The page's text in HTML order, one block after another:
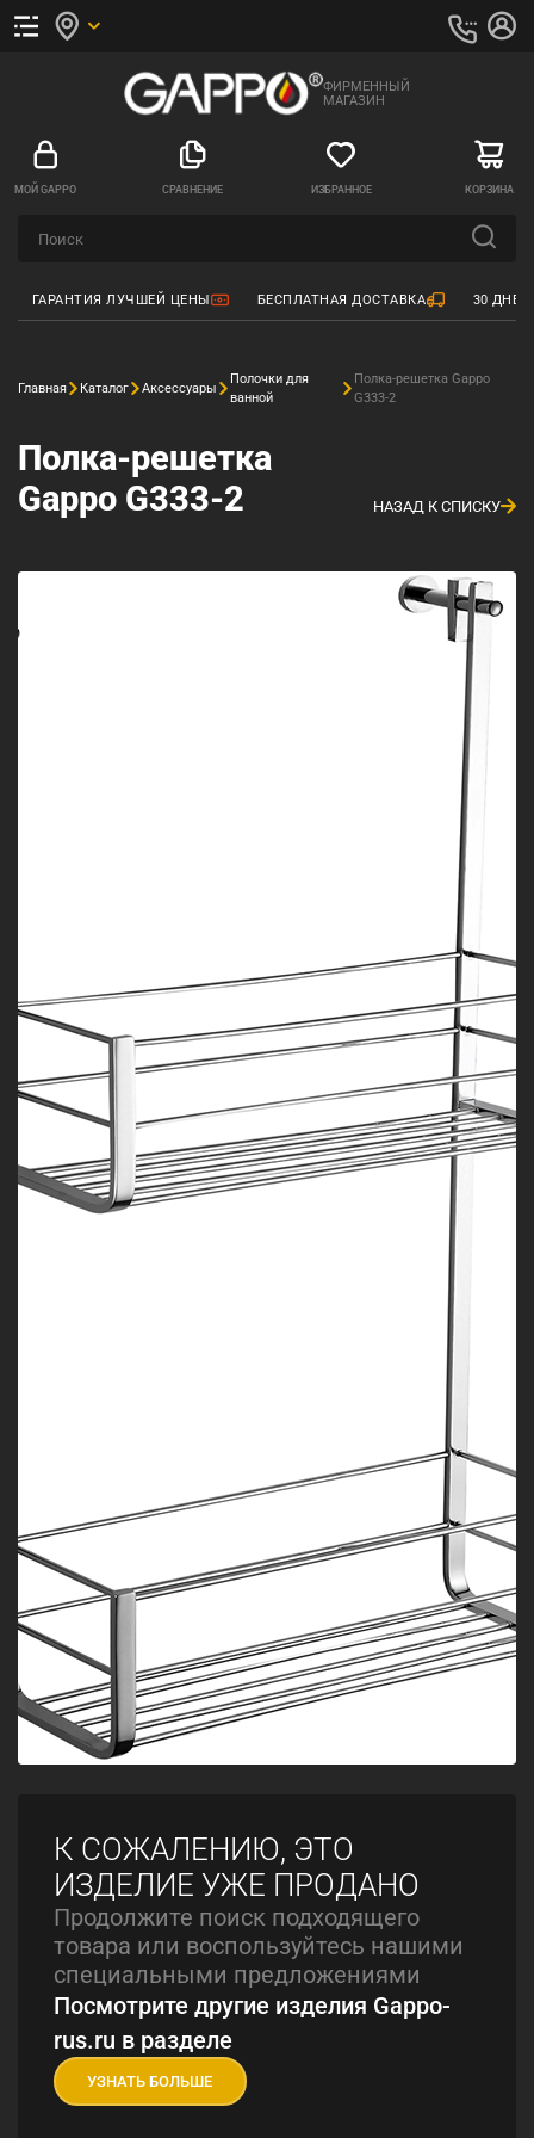
ФИРМЕННЫЙ
МАГАЗИН
МОЙ GAPPO СРАВНЕНИЕ ИЗБРАННОЕ КОРЗИНА
ГАРАНТИЯ ЛУЧШЕЙ ЦЕНЫ БЕСПЛАТНАЯ ДОСТАВКА 30
Главная Каталог Аксессуары
Полочки для
ванной
Полка-решетка Gappo
G333-2
Полка-решетка
Gappo G333-2
НАЗАД К СПИСКУ
К СОЖАЛЕНИЮ, ЭТО
ИЗДЕЛИЕ УЖЕ ПРОДАНО
Продолжите поиск подходящего
товара или воспользуйтесь нашими
специальными предложениями
Посмотрите другие изделия Gappo-
rus.ru в разделе
УЗНАТЬ БОЛЬШЕ